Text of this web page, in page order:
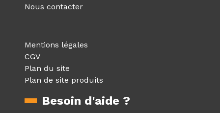
Nous contacter
Mentions légales
CGV
Plan du site
Plan de site produits
Besoin d'aide ?